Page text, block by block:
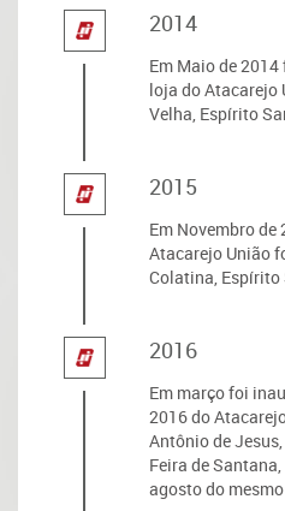
2014
Em Maio de
loja do Atacarejo
Velha, Espírito
2015
Em Novembro
Atacarejo União
Colatina, Espírito
2016
Em março foi
2016 do
Antônio de
Feira de
agosto do